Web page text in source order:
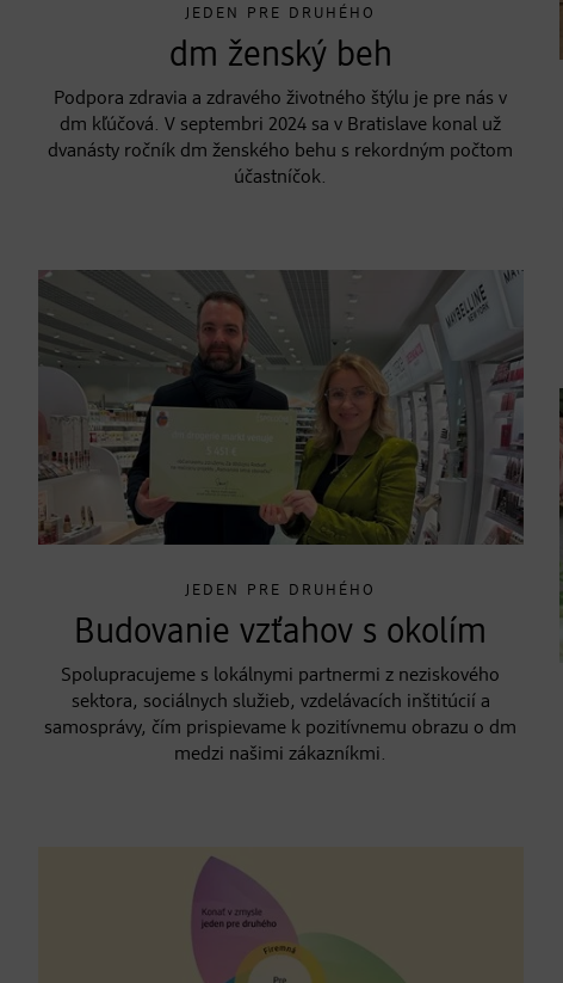
JEDEN PRE DRUHÉHO
dm ženský beh
Podpora zdravia a zdravého životného štýlu je pre nás v
dm kľúčová. V septembri 2024 sa v Bratislave konal už
dvanásty ročník dm ženského behu s rekordným počtom
účastníčok.
JEDEN PRE DRUHÉHO
Budovanie vzťahov s okolím
Spolupracujeme s lokálnymi partnermi z neziskového
sektora, sociálnych služieb, vzdelávacích inštitúcií a
samosprávy, čím prispievame k pozitívnemu obrazu o dm
medzi našimi zákazníkmi.